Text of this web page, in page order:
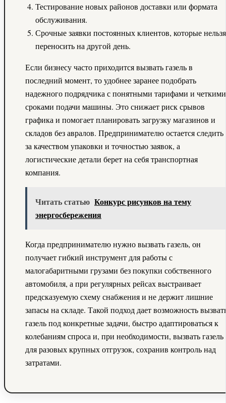
Тестирование новых районов доставки или формата
обслуживания.
Срочные заявки постоянных клиентов, которые нельзя
переносить на другой день.
Если бизнесу часто приходится вызвать газель в
последний момент, то удобнее заранее подобрать
надежного подрядчика с понятными тарифами и четкими
сроками подачи машины. Это снижает риск срывов
графика и помогает планировать загрузку магазинов и
складов без авралов. Предпринимателю остается следить
за качеством упаковки и точностью заявок, а
логистические детали берет на себя транспортная
компания.
Читать статью Конкурс рисунков на тему
энергосбережения
Когда предпринимателю нужно вызвать газель, он
получает гибкий инструмент для работы с
малогабаритными грузами без покупки собственного
автомобиля, а при регулярных рейсах выстраивает
предсказуемую схему снабжения и не держит лишние
запасы на складе. Такой подход дает возможность
газель под конкретные задачи, быстро адаптироваться к
колебаниям спроса и, при необходимости, вызвать газель
для разовых крупных отгрузок, сохранив контроль над
затратами.